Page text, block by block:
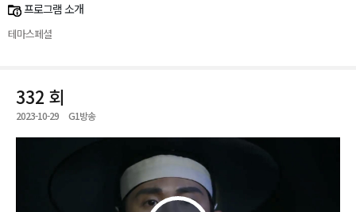
프로그램 소개
테마스페셜
332 회
2023-10-29 G1방송